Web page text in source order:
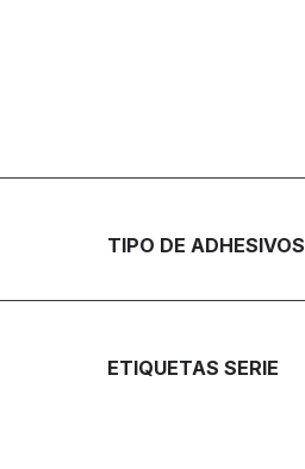
TIPO DE ADHESIVOS
ETIQUETAS SERIE